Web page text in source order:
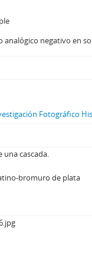
fecha
fecha
1910
fecha
1885
1885
fecha
fecha
fecha
fecha
fecha
analógico negativo en
Fotográfico
una cascada.
bromuro de plata